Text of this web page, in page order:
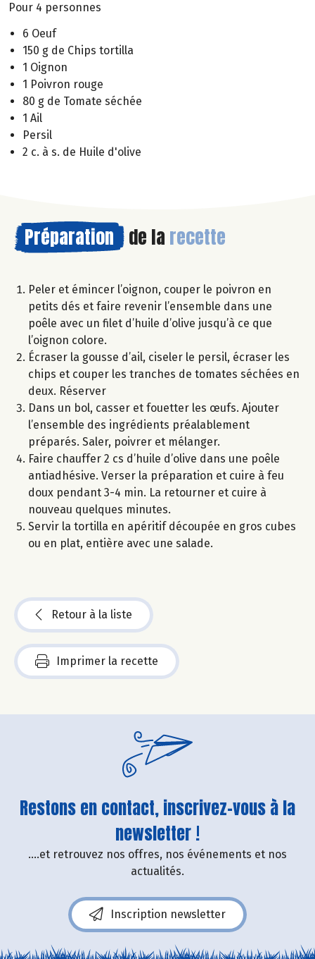
Pour 4 personnes
6 Oeuf
150 g de Chips tortilla
1 Oignon
1 Poivron rouge
80 g de Tomate séchée
1 Ail
Persil
2 c. à s. de Huile d'olive
Préparation de la recette
Peler et émincer l’oignon, couper le poivron en
petits dés et faire revenir l’ensemble dans une
poêle avec un filet d’huile d’olive jusqu’à ce que
l’oignon colore.
Écraser la gousse d’ail, ciseler le persil, écraser les
chips et couper les tranches de tomates séchées en
deux. Réserver
Dans un bol, casser et fouetter les œufs. Ajouter
l’ensemble des ingrédients préalablement
préparés. Saler, poivrer et mélanger.
Faire chauffer 2 cs d’huile d’olive dans une poêle
antiadhésive. Verser la préparation et cuire à feu
doux pendant 3-4 min. La retourner et cuire à
nouveau quelques minutes.
Servir la tortilla en apéritif découpée en gros cubes
ou en plat, entière avec une salade.
Retour à la liste
Imprimer la recette
Restons en contact, inscrivez-vous à la
newsletter !
....et retrouvez nos offres, nos événements et nos
actualités.
Inscription newsletter